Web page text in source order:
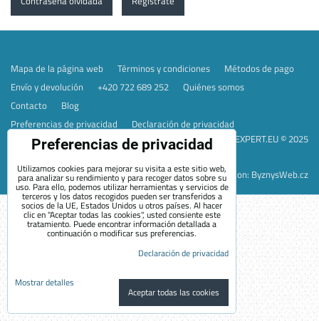
Mapa de la página web Términos y condiciones
Métodos de pago
Envío y devolución
+420 722 689 252
Quiénes somos
Contacto
Blog
Preferencias de privacidad
Declaración de privacidad
EVEXPERT.EU © 2025
Sitio web creado con: ByznysWeb.cz
Preferencias de privacidad
Utilizamos cookies para mejorar su visita a este sitio web,
para analizar su rendimiento y para recoger datos sobre su
uso. Para ello, podemos utilizar herramientas y servicios de
terceros y los datos recogidos pueden ser transferidos a
socios de la UE, Estados Unidos u otros países. Al hacer
clic en "Aceptar todas las cookies", usted consiente este
tratamiento. Puede encontrar información detallada a
continuación o modificar sus preferencias.
Declaración de privacidad
Mostrar detalles
Aceptar todas las cookies